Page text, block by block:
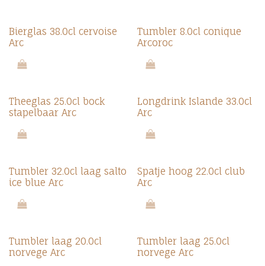
Bierglas 38.0cl cervoise
Arc
Tumbler 8.0cl conique
Arcoroc
Theeglas 25.0cl bock
stapelbaar Arc
Longdrink Islande 33.0cl
Arc
Tumbler 32.0cl laag salto
ice blue Arc
Spatje hoog 22.0cl club
Arc
Tumbler laag 20.0cl
norvege Arc
Tumbler laag 25.0cl
norvege Arc